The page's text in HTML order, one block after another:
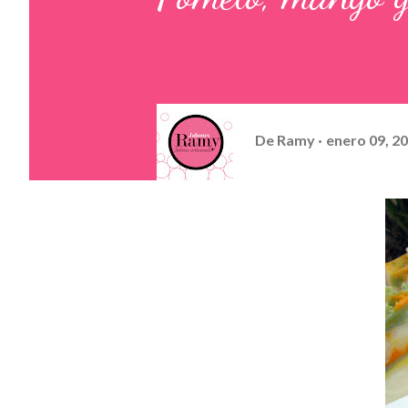
De Ramy enero 09,